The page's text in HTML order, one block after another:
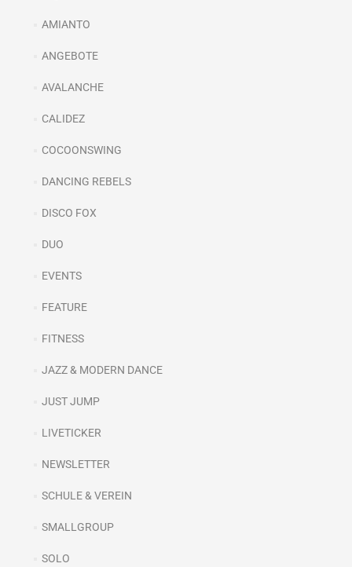
AMIANTO
ANGEBOTE
AVALANCHE
CALIDEZ
COCOONSWING
DANCING REBELS
DISCO FOX
DUO
EVENTS
FEATURE
FITNESS
JAZZ & MODERN DANCE
JUST JUMP
LIVETICKER
NEWSLETTER
SCHULE & VEREIN
SMALLGROUP
SOLO